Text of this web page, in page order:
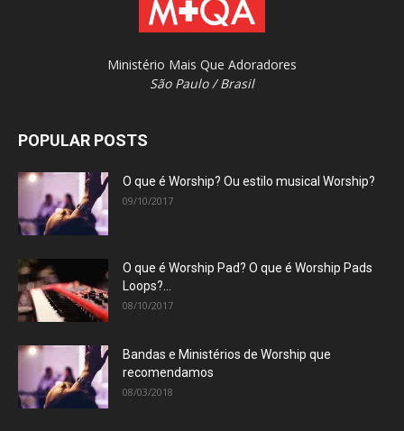
Ministério Mais Que Adoradores
São Paulo / Brasil
POPULAR POSTS
O que é Worship? Ou estilo musical Worship?
09/10/2017
O que é Worship Pad? O que é Worship Pads
Loops?...
08/10/2017
Bandas e Ministérios de Worship que
recomendamos
08/03/2018